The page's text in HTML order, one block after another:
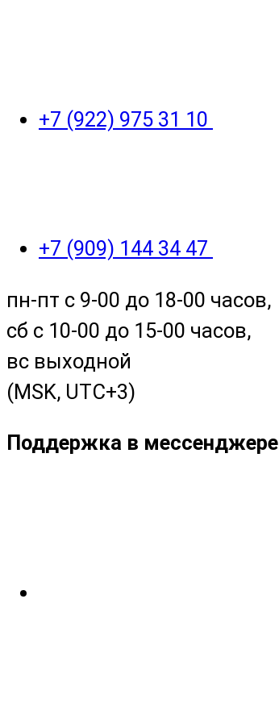
+7 (922) 975 31 10
+7 (909) 144 34 47
пн-пт с 9-00 до 18-00 часов,
сб с 10-00 до 15-00 часов,
вс выходной
(MSK, UTC+3)
Поддержка в мессенджере